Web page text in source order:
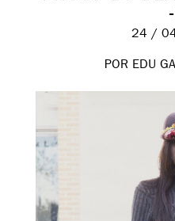
24 /
POR EDU